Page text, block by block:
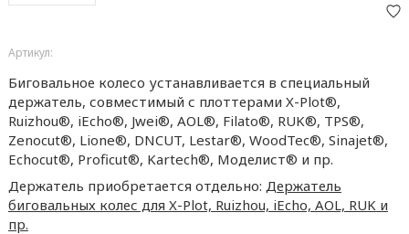
Артикул:
Биговальное колесо устанавливается в специальный
держатель, совместимый с плоттерами X-Plot®️,
Ruizhou®️, iEcho®️, Jwei®️, AOL®️, Filato®️, RUK®️, TPS®️,
Zenocut®️, Lione®️, DNCUT, Lestar®️, WoodTec®️, Sinajet®️,
Echocut®️, Proficut®️, Kartech®️, Моделист®️ и пр.
Держатель приобретается отдельно: Держатель
биговальных колес для X-Plot, Ruizhou, iEcho, AOL, RUK и
пр.